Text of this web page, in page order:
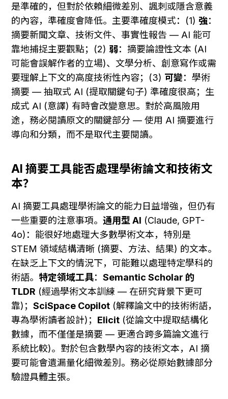
是準確的，但對於依賴細微差別、諷刺或隱含意義
的內容，準確度會降低。主要準確度模式：(1) 強：
摘要新聞文章、技術文件、事實性報告 — AI 能可
靠地捕捉主要觀點；(2) 弱：摘要論證性文本 (AI
可能會誤解作者的立場)、文學分析、創意寫作或需
要理解上下文的高度技術性內容；(3) 可變：學術
摘要 — 抽取式 AI (提取關鍵句子) 準確度很高；生
成式 AI (意譯) 有時會改變意思。對於高風險用
途，務必閱讀原文的關鍵部分 — 使用 AI 摘要進行
導向和分類，而不是取代主要閱讀。
AI 摘要工具能否處理學術論文和技術文
本？
AI 摘要工具處理學術論文的能力日益增強，但仍有
一些重要的注意事項。 通用型 AI (Claude, GPT-
4o)：能很好地處理大多數學術文本，特別是
STEM 領域結構清晰 (摘要、方法、結果) 的文本。
在缺乏上下文的情況下，可能難以處理特定學科的
術語。 特定領域工具： Semantic Scholar 的
TLDR (經過學術文本訓練 — 在研究背景下更可
靠)； SciSpace Copilot (解釋論文中的技術術語，
專為學術讀者設計)； Elicit (從論文中提取結構化
數據，而不僅僅是摘要 — 更適合跨多篇論文進行
系統比較)。對於包含數學內容的技術文本，AI 摘
要可能會遺漏量化細微差別。務必從原始數據部分
驗證具體主張。